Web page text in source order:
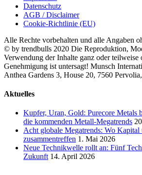
Datenschutz
AGB / Disclaimer
Cookie-Richtlinie (EU)
Alle Rechte vorbehalten und alle Angaben
© by trendbulls 2020 Die Reproduktion,
Verwendung der Inhalte ganz oder teilweise
Genehmigung ist untersagt! Munsch
Anthea Gardens 3, House 20, 7560
Close
Aktuelles
Kupfer, Uran, Gold: Purecore Metals
die kommenden Metall-Megatrends
Acht globale Megatrends: Wo
zusammentreffen 1. Mai 2026
Neue Technikwelle rollt an: Fünf
Zukunft 14. April 2026